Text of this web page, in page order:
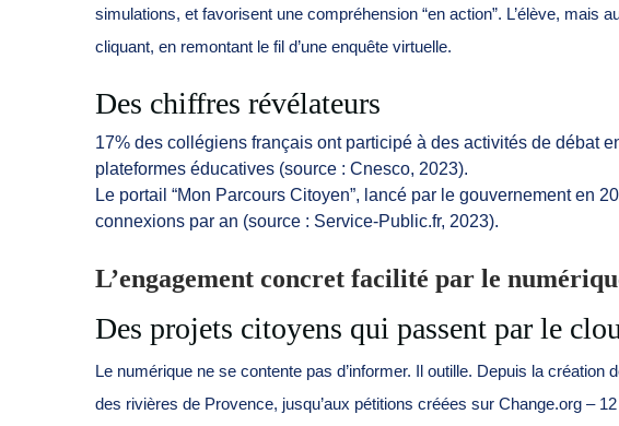
simulations, et favorisent une compréhension “en action”. L’élève, mais
cliquant, en remontant le fil d’une enquête virtuelle.
Des chiffres révélateurs
17% des collégiens français ont participé à des activités de débat
plateformes éducatives (source : Cnesco, 2023).
Le portail “Mon Parcours Citoyen”, lancé par le gouvernement en
connexions par an (source : Service-Public.fr, 2023).
L’engagement concret facilité par le
Des projets citoyens qui passent par le
Le numérique ne se contente pas d’informer. Il outille. Depuis la
des rivières de Provence, jusqu’aux pétitions créées sur Change.org –